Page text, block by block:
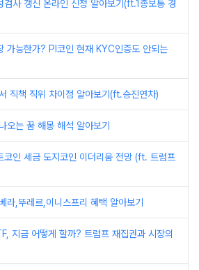
검사 갱신 온라인 신청 알아보기(ft.1종보통 경
가능한가? PI코인 현재 KYC인증도 안되는
직책 직위 차이점 알아보기(ft.승진연차)
오는 꿈 해몽 해석 알아보기
코인 세금 도지코인 이더리움 전망 (ft. 트럼프
라,뚜레르,이니스프리 혜택 알아보기
지금 어떻게 할까? 트럼프 재집권과 시장의